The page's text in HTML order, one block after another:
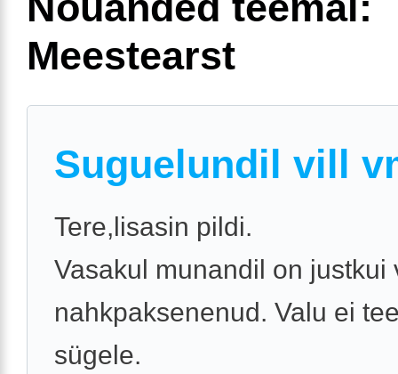
Meestearst
Suguelundil vill
Tere,lisasin pildi.
Vasakul munandil on justkui
nahkpaksenenud. Valu ei
sügele.